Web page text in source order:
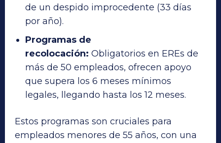
de un despido improcedente (33 días
por año).
Programas de
recolocación: Obligatorios en EREs de
más de 50 empleados, ofrecen apoyo
que supera los 6 meses mínimos
legales, llegando hasta los 12 meses.
Estos programas son cruciales para
empleados menores de 55 años, con una